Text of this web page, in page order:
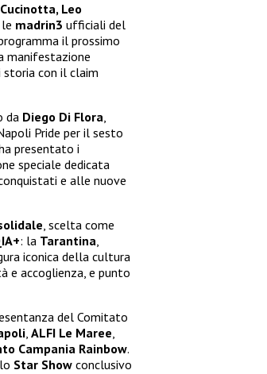
Cucinotta, Leo
le madrin3 ufficiali del
il prossimo
manifestazione
storia con il claim
da Diego Di Flora,
Pride per il sesto
presentato i
speciale dedicata
e alle nuove
, scelta come
: la Tarantina,
iconica della cultura
e accoglienza, e punto
del Comitato
, ALFI Le Maree,
Campania Rainbow.
Star Show conclusivo